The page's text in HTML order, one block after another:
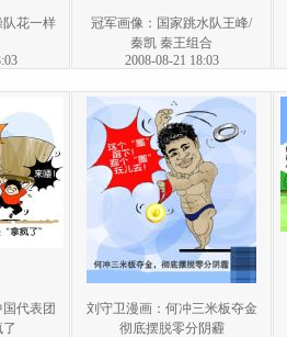
花一样
冠军画像：国家跳水队王峰/
秦凯 秦王组合
2008-08-21 18:03
代表团
刘守卫漫画：何冲三米板夺金
彻底摆脱零分阴霾